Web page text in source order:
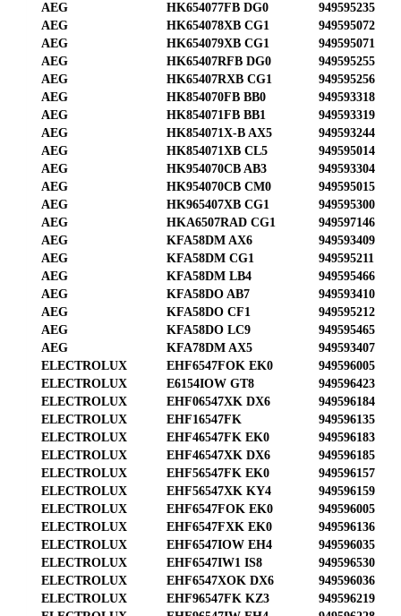
AEG
HK654077FB DG0
949595235
AEG
HK654078XB CG1
949595072
AEG
HK654079XB CG1
949595071
AEG
HK65407RFB DG0
949595255
AEG
HK65407RXB CG1
949595256
AEG
HK854070FB BB0
949593318
AEG
HK854071FB BB1
949593319
AEG
HK854071X-B AX5
949593244
AEG
HK854071XB CL5
949595014
AEG
HK954070CB AB3
949593304
AEG
HK954070CB CM0
949595015
AEG
HK965407XB CG1
949595300
AEG
HKA6507RAD CG1
949597146
AEG
KFA58DM AX6
949593409
AEG
KFA58DM CG1
949595211
AEG
KFA58DM LB4
949595466
AEG
KFA58DO AB7
949593410
AEG
KFA58DO CF1
949595212
AEG
KFA58DO LC9
949595465
AEG
KFA78DM AX5
949593407
ELECTROLUX
EHF6547FOK EK0
949596005
ELECTROLUX
E6154IOW GT8
949596423
ELECTROLUX
EHF06547XK DX6
949596184
ELECTROLUX
EHF16547FK
949596135
ELECTROLUX
EHF46547FK EK0
949596183
ELECTROLUX
EHF46547XK DX6
949596185
ELECTROLUX
EHF56547FK EK0
949596157
ELECTROLUX
EHF56547XK KY4
949596159
ELECTROLUX
EHF6547FOK EK0
949596005
ELECTROLUX
EHF6547FXK EK0
949596136
ELECTROLUX
EHF6547IOW EH4
949596035
ELECTROLUX
EHF6547IW1 IS8
949596530
ELECTROLUX
EHF6547XOK DX6
949596036
ELECTROLUX
EHF96547FK KZ3
949596219